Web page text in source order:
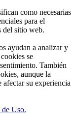
como necesarias
para el
del sitio web.
ayudan a analizar y
se
También
aunque la
su experiencia
Uso.